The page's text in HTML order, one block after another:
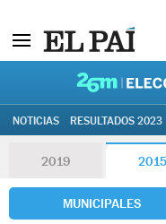
NOTICIAS RESULTADOS 2023
2019 2015
MUNICIPALES